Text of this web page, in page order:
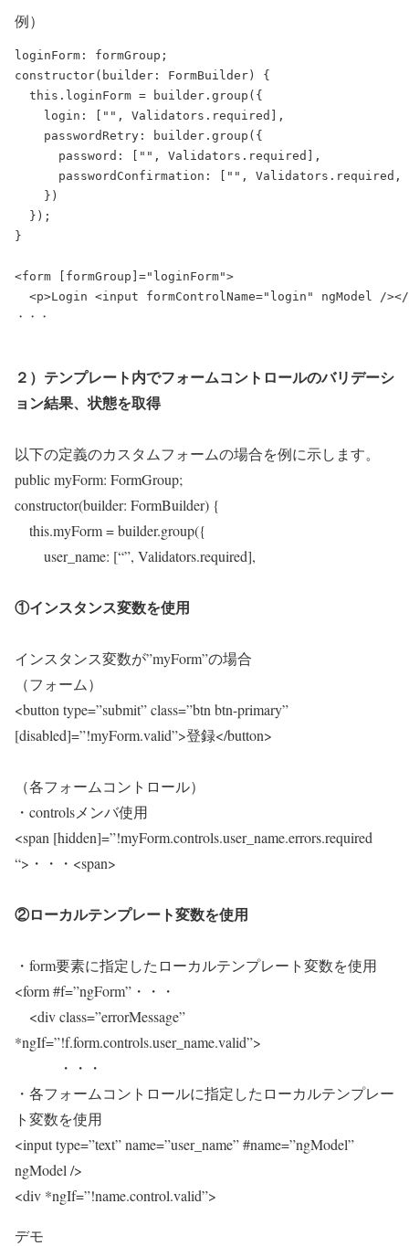
例）
loginForm: formGroup;
constructor(builder: FormBuilder) {
  this.loginForm = builder.group({
    login: ["", Validators.required],
    passwordRetry: builder.group({
      password: ["", Validators.required],
passwordConfirmation: ["", Validators.required,
    })
  });
}
<form [formGroup]="loginForm">
<p>Login <input formControlName="login" ngModel /
２）テンプレート内でフォームコントロールのバリデーシ
ョン結果、状態を取得
以下の定義のカスタムフォームの場合を例に示します。
public myForm: FormGroup;
constructor(builder: FormBuilder) {
this.myForm = builder.group({
user_name: [“”, Validators.required],
①インスタンス変数を使用
インスタンス変数が”myForm”の場合
（フォーム）
<button type=”submit” class=”btn btn-primary”
[disabled]=”!myForm.valid”>登録</button>
（各フォームコントロール）
・controlsメンバ使用
<span [hidden]=”!myForm.controls.user_name.errors.required
“>・・・<span>
②ローカルテンプレート変数を使用
・form要素に指定したローカルテンプレート変数を使用
<form #f=”ngForm”・・・
<div class=”errorMessage”
*ngIf=”!f.form.controls.user_name.valid”>
・・・
・各フォームコントロールに指定したローカルテンプレー
ト変数を使用
<input type=”text” name=”user_name” #name=”ngModel”
ngModel />
<div *ngIf=”!name.control.valid”>
デモ